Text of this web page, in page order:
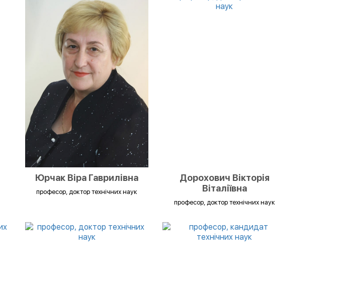
Юрчак Віра Гаврилівна
професор, доктор технічних наук
Дорохович Вікторія
Віталіївна
професор, доктор технічних наук